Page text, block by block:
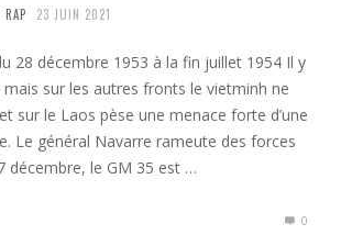
23 JUIN 2021
28 décembre 1953 à la fin juillet 1954 Il y
mais sur les autres fronts le vietminh ne
sur le Laos pèse une menace forte d’une
Le général Navarre rameute des forces
décembre, le GM 35 est …
0